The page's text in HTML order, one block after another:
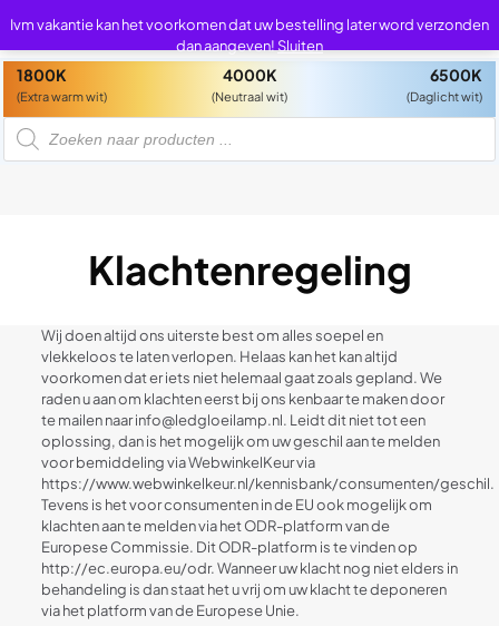
1800K
(Extra warm wit)
4000K
(Neutraal wit)
6500K
(Daglicht wit)
P
d
Klachtenregeling
Wij doen altijd ons uiterste best om alles soepel en
vlekkeloos te laten verlopen. Helaas kan het kan altijd
voorkomen dat er iets niet helemaal gaat zoals gepland. We
raden u aan om klachten eerst bij ons kenbaar te maken door
te mailen naar info@ledgloeilamp.nl. Leidt dit niet tot een
oplossing, dan is het mogelijk om uw geschil aan te melden
voor bemiddeling via WebwinkelKeur via
https://www.webwinkelkeur.nl/kennisbank/consumenten/geschil.
Tevens is het voor consumenten in de EU ook mogelijk om
klachten aan te melden via het ODR-platform van de
Europese Commissie. Dit ODR-platform is te vinden op
http://ec.europa.eu/odr. Wanneer uw klacht nog niet elders in
behandeling is dan staat het u vrij om uw klacht te deponeren
via het platform van de Europese Unie.
Ivm vakantie kan het voorkomen dat uw bestelling later word verzonden
dan aangeven! Sluiten